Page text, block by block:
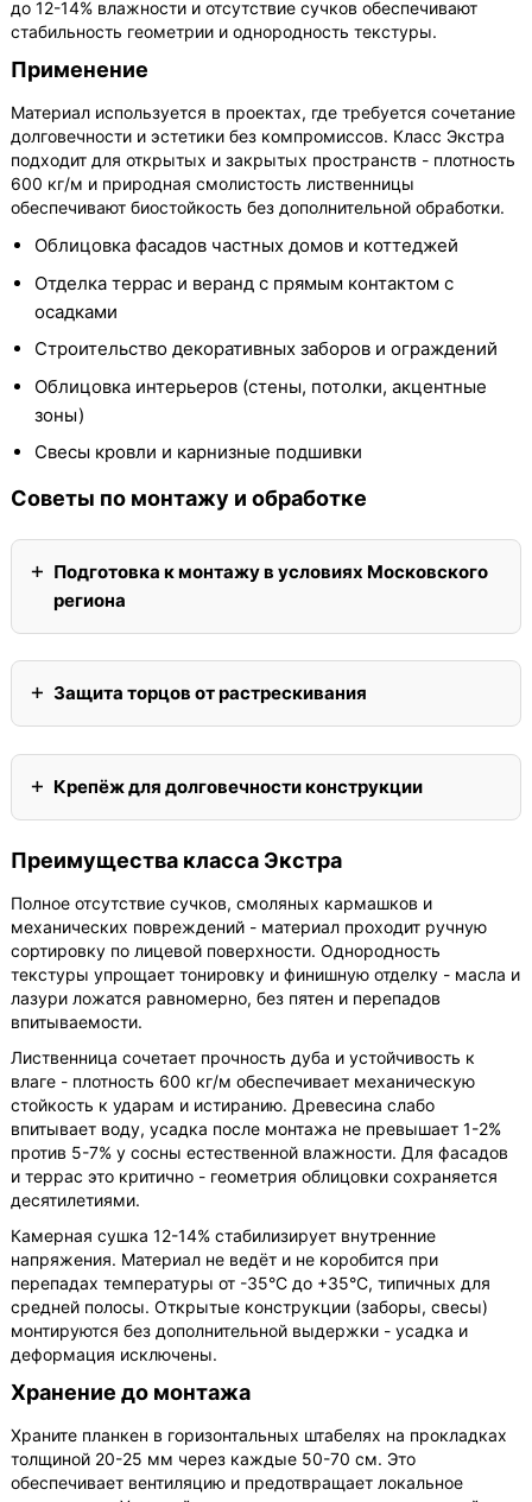
до 12-14% влажности и отсутствие сучков обеспечивают
стабильность геометрии и однородность текстуры.
Применение
Материал используется в проектах, где требуется сочетание
долговечности и эстетики без компромиссов. Класс Экстра
подходит для открытых и закрытых пространств - плотность
600 кг/м и природная смолистость лиственницы
обеспечивают биостойкость без дополнительной обработки.
Облицовка фасадов частных домов и коттеджей
Отделка террас и веранд с прямым контактом с
осадками
Строительство декоративных заборов и ограждений
Облицовка интерьеров (стены, потолки, акцентные
зоны)
Свесы кровли и карнизные подшивки
Советы по монтажу и обработке
Подготовка к монтажу в условиях Московского
региона
Защита торцов от растрескивания
Крепёж для долговечности конструкции
Преимущества класса Экстра
Полное отсутствие сучков, смоляных кармашков и
механических повреждений - материал проходит ручную
сортировку по лицевой поверхности. Однородность
текстуры упрощает тонировку и финишную отделку - масла и
лазури ложатся равномерно, без пятен и перепадов
впитываемости.
Лиственница сочетает прочность дуба и устойчивость к
влаге - плотность 600 кг/м обеспечивает механическую
стойкость к ударам и истиранию. Древесина слабо
впитывает воду, усадка после монтажа не превышает 1-2%
против 5-7% у сосны естественной влажности. Для фасадов
и террас это критично - геометрия облицовки сохраняется
десятилетиями.
Камерная сушка 12-14% стабилизирует внутренние
напряжения. Материал не ведёт и не коробится при
перепадах температуры от -35°C до +35°C, типичных для
средней полосы. Открытые конструкции (заборы, свесы)
монтируются без дополнительной выдержки - усадка и
деформация исключены.
Хранение до монтажа
Храните планкен в горизонтальных штабелях на прокладках
толщиной 20-25 мм через каждые 50-70 см. Это
обеспечивает вентиляцию и предотвращает локальное